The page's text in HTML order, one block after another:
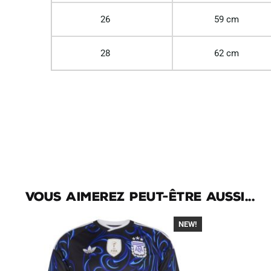
26 59 cm
28 62 cm
Vous aimerez peut-être aussi...
-40%
NEW!